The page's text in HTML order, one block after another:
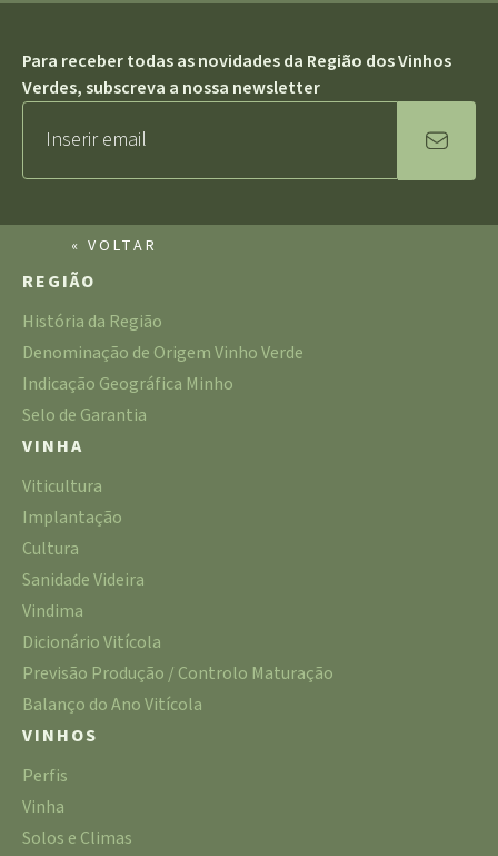
Para receber todas as novidades da Região dos Vinhos
Verdes, subscreva a nossa newsletter
« VOLTAR
REGIÃO
História da Região
Denominação de Origem Vinho Verde
Indicação Geográfica Minho
Selo de Garantia
VINHA
Viticultura
Implantação
Cultura
Sanidade Videira
Vindima
Dicionário Vitícola
Previsão Produção / Controlo Maturação
Balanço do Ano Vitícola
VINHOS
Perfis
Vinha
Solos e Climas